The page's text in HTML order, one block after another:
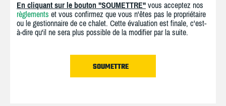
En cliquant sur le bouton "SOUMETTRE" vous acceptez nos
règlements et vous confirmez que vous n'êtes pas le propriétaire
ou le gestionnaire de ce chalet. Cette évaluation est finale, c'est-
à-dire qu'il ne sera plus possible de la modifier par la suite.